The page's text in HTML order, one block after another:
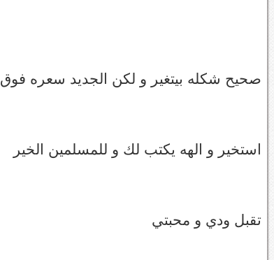
صحيح شكله بيتغير و لكن الجديد سعره فوق 300
استخير و الهه يكتب لك و للمسلمين الخير
تقبل ودي و محبتي